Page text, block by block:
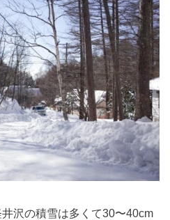
沢の積雪は多くて30〜40cm